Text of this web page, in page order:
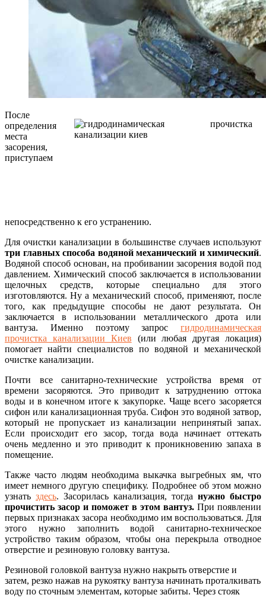
После
определения
места
засорения,
приступаем
непосредственно к его устранению.
Для очистки канализации в большинстве случаев используют
три главных способа водяной механический и химический.
Водяной способ основан, на пробивании засорения водой под
давлением. Химический способ заключается в использовании
щелочных средств, которые специально для этого
изготовляются. Ну а механический способ, применяют, после
того, как предыдущие способы не дают результата. Он
заключается в использовании металлического дрота или
вантуза. Именно поэтому запрос гидродинамическая
прочистка канализации Киев (или любая другая локация)
помогает найти специалистов по водяной и механической
очистке канализации.
Почти все санитарно-технические устройства время от
времени засоряются. Это приводит к затруднению оттока
воды и в конечном итоге к закупорке. Чаще всего засоряется
сифон или канализационная труба. Сифон это водяной затвор,
который не пропускает из канализации непринятый запах.
Если происходит его засор, тогда вода начинает оттекать
очень медленно и это приводит к проникновению запаха в
помещение.
Также часто людям необходима выкачка выгребных ям, что
имеет немного другую специфику. Подробнее об этом можно
узнать здесь. Засорилась канализация, тогда нужно быстро
прочистить засор и поможет в этом вантуз. При появлении
первых признаках засора необходимо им воспользоваться. Для
этого нужно заполнить водой санитарно-техническое
устройство таким образом, чтобы она перекрыла отводное
отверстие и резиновую головку вантуза.
Резиновой головкой вантуза нужно накрыть отверстие и
затем, резко нажав на рукоятку вантуза начинать проталкивать
воду по сточным элементам, которые забиты. Через стояк